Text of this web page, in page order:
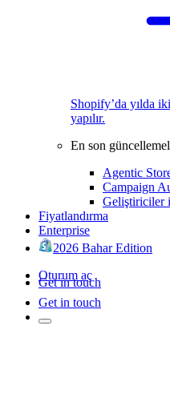
Shopify’da yılda
yapılır.
En son
Agentic
Campaign
Geliştiriciler
Fiyatlandırma
Enterprise
2026 Bahar Edition
Oturum aç
Get in touch
Get in touch